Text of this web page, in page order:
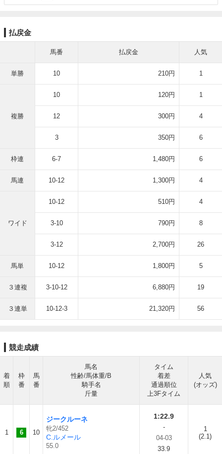
払戻金
馬番 払戻金 人気
単勝 10 210円 1
複勝
10 120円 1
12 300円 4
3 350円 6
枠連 6-7 1,480円 6
馬連 10-12 1,300円 4
ワイド
10-12 510円 4
3-10 790円 8
3-12 2,700円 26
馬単 10-12 1,800円 5
３連複 3-10-12 6,880円 19
３連単 10-12-3 21,320円 56
競走成績
着
順
枠
番
馬
番
馬名
性齢/馬体重/B
騎手名
斤量
タイム
着差
通過順位
上3Fタイム
人気
(オッズ)
1 6 10
ジークルーネ
牝2/452
C.ルメール
55.0
1:22.9
-
04-03
33.9
1
(2.1)